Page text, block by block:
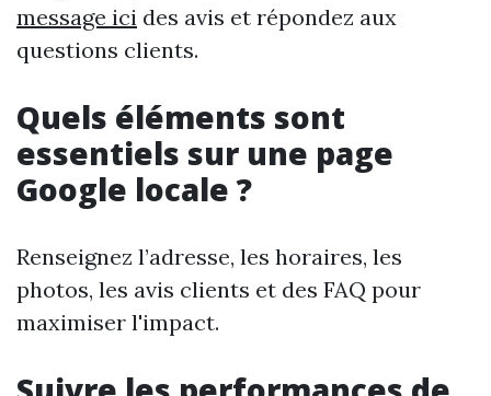
message ici des avis et répondez aux
questions clients.
Quels éléments sont
essentiels sur une page
Google locale ?
Renseignez l’adresse, les horaires, les
photos, les avis clients et des FAQ pour
maximiser l'impact.